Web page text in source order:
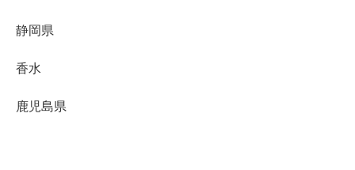
静岡県
香水
鹿児島県